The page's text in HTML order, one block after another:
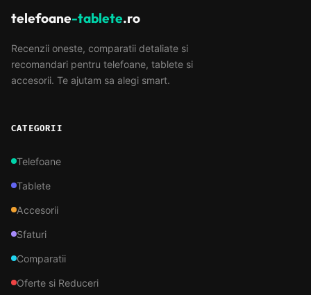
telefoane-tablete.ro
Recenzii oneste, comparatii detaliate si
recomandari pentru telefoane, tablete si
accesorii. Te ajutam sa alegi smart.
CATEGORII
Telefoane
Tablete
Accesorii
Sfaturi
Comparatii
Oferte si Reduceri